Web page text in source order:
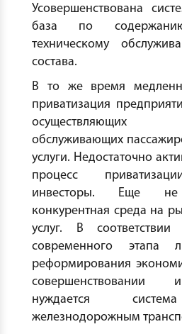
Усовершенствована
база по
техническому
состава.
В то же время
приватизация
обслуживающих
услуги. Недостаточно
процесс
инвесторы. Еще не
конкурентная среда на
услуг. В
современного этапа
реформирования
совершенствовании
нуждается
железнодорожным